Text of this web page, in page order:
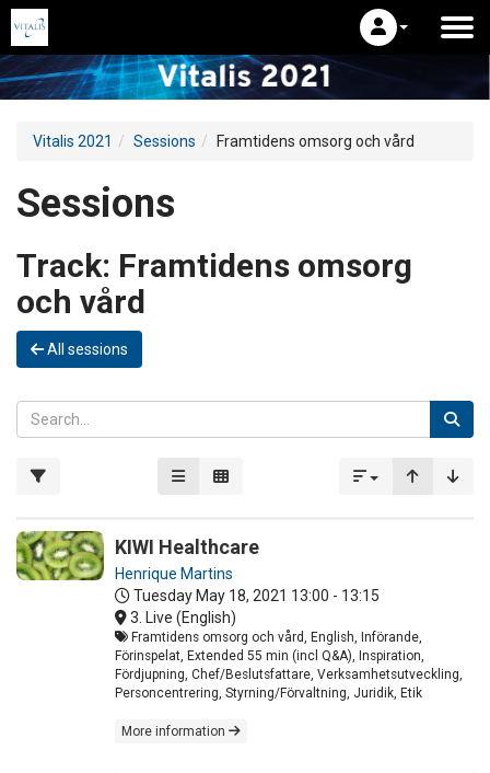
Vitalis 2021 Sessions Framtidens omsorg och vård
Sessions
Track: Framtidens omsorg
och vård
All sessions
KIWI Healthcare
Henrique Martins
Tuesday May 18, 2021 13:00 - 13:15
3. Live (English)
Framtidens omsorg och vård, English, Införande,
Förinspelat, Extended 55 min (incl Q&A), Inspiration,
Fördjupning, Chef/Beslutsfattare, Verksamhetsutveckling,
Personcentrering, Styrning/Förvaltning, Juridik, Etik
More information